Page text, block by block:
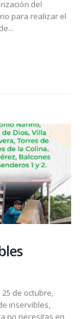
del
para realizar el
25 de octubre,
inservibles,
no necesitas en